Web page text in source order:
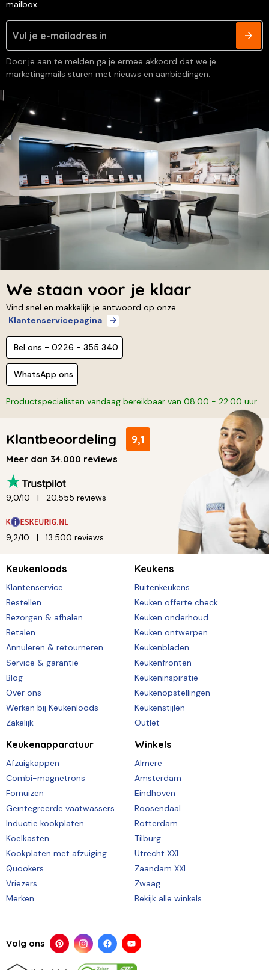
mailbox
Door je aan te melden ga je ermee akkoord dat we je
marketingmails sturen met nieuws en aanbiedingen.
We staan voor je klaar
Vind snel en makkelijk je antwoord op onze
Klantenservicepagina
Bel ons - 0226 - 355 340
WhatsApp ons
Productspecialisten vandaag bereikbaar van 08:00 - 22:00 uur
Klantbeoordeling 9,1
Meer dan 34.000 reviews
9,0/10 20.555 reviews
9,2/10 13.500 reviews
Keukenloods
Klantenservice
Bestellen
Bezorgen & afhalen
Betalen
Annuleren & retourneren
Service & garantie
Blog
Over ons
Werken bij Keukenloods
Zakelijk
Keukens
Buitenkeukens
Keuken offerte check
Keuken onderhoud
Keuken ontwerpen
Keukenbladen
Keukenfronten
Keukeninspiratie
Keukenopstellingen
Keukenstijlen
Outlet
Keukenapparatuur
Afzuigkappen
Combi-magnetrons
Fornuizen
Geïntegreerde vaatwassers
Inductie kookplaten
Koelkasten
Kookplaten met afzuiging
Quookers
Vriezers
Merken
Winkels
Almere
Amsterdam
Eindhoven
Roosendaal
Rotterdam
Tilburg
Utrecht XXL
Zaandam XXL
Zwaag
Bekijk alle winkels
Volg ons